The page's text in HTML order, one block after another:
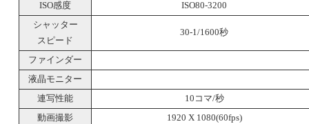
ISO感度
ISO80-3200
シャッター
スピード
30-1/1600秒
ファインダー
液晶モニター
連写性能
10コマ/秒
動画撮影
1920 X 1080(60fps)